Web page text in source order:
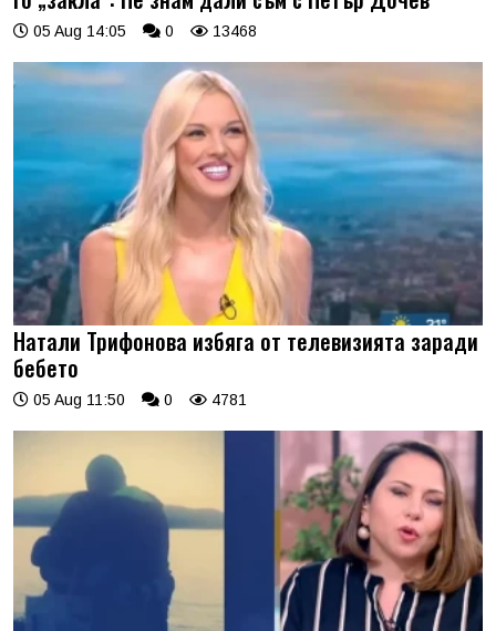
05 Aug 14:05 0 13468
Натали Трифонова избяга от телевизията заради
бебето
05 Aug 11:50 0 4781